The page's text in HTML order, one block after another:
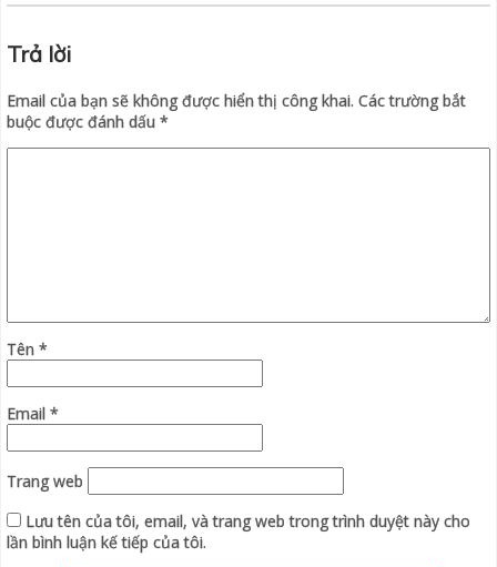
Trả lời
Email của bạn sẽ không được hiển thị công khai. Các trường bắt
buộc được đánh dấu *
Tên *
Email *
Trang web
Lưu tên của tôi, email, và trang web trong trình duyệt này cho
lần bình luận kế tiếp của tôi.